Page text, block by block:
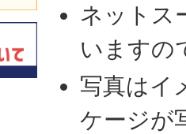
ネットス
いますの
写真はイ
ケージが